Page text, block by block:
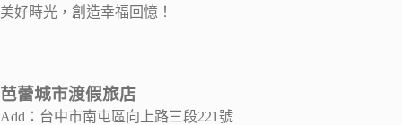
美好時光，創造幸福回憶！
芭蕾城市渡假旅店
Add：台中市南屯區向上路三段221號